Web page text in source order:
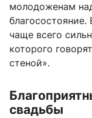
молодоженам
чаще всего
которого
стеной».
свадьбы